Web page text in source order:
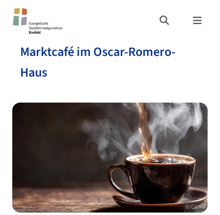
Marktcafé im Oscar-Romero-
Haus
© Canva